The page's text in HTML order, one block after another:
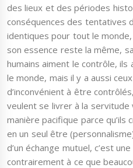
des lieux et des périodes
conséquences des tentatives
identiques pour tout le
son essence reste la même,
humains aiment le contrôle,
le monde, mais il y a aussi
d’inconvénient à être
veulent se livrer à la
manière pacifique parce qu’ils
en un seul être
d’un échange mutuel, c’est
contrairement à ce que